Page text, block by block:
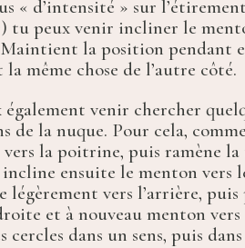
« d’intensité » sur l’étirement
tu peux venir incliner le
Maintient la position pendant
même chose de l’autre côté.
également venir chercher
de la nuque. Pour cela,
la poitrine, puis ramène la
incline ensuite le menton vers
légèrement vers l’arrière,
et à nouveau menton
cercles dans un sens, puis